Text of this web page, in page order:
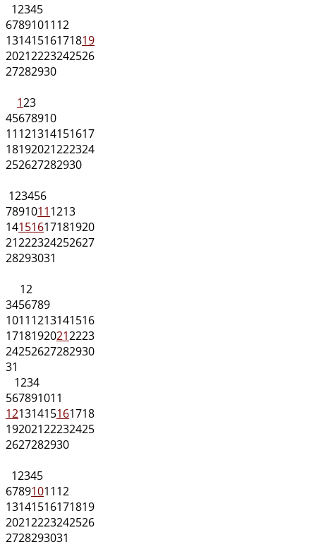
12345
6789101112
13141516171819
20212223242526
27282930
123
45678910
11121314151617
18192021222324
252627282930
123456
78910111213
14151617181920
21222324252627
28293031
12
3456789
10111213141516
17181920212223
24252627282930
31
1234
567891011
12131415161718
19202122232425
2627282930
12345
6789101112
13141516171819
20212223242526
2728293031